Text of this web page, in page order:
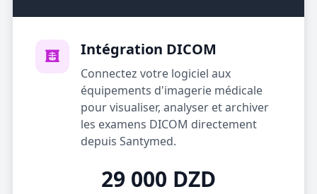
Intégration DICOM
Connectez votre logiciel aux
équipements d'imagerie médicale
pour visualiser, analyser et archiver
les examens DICOM directement
depuis Santymed.
29 000 DZD